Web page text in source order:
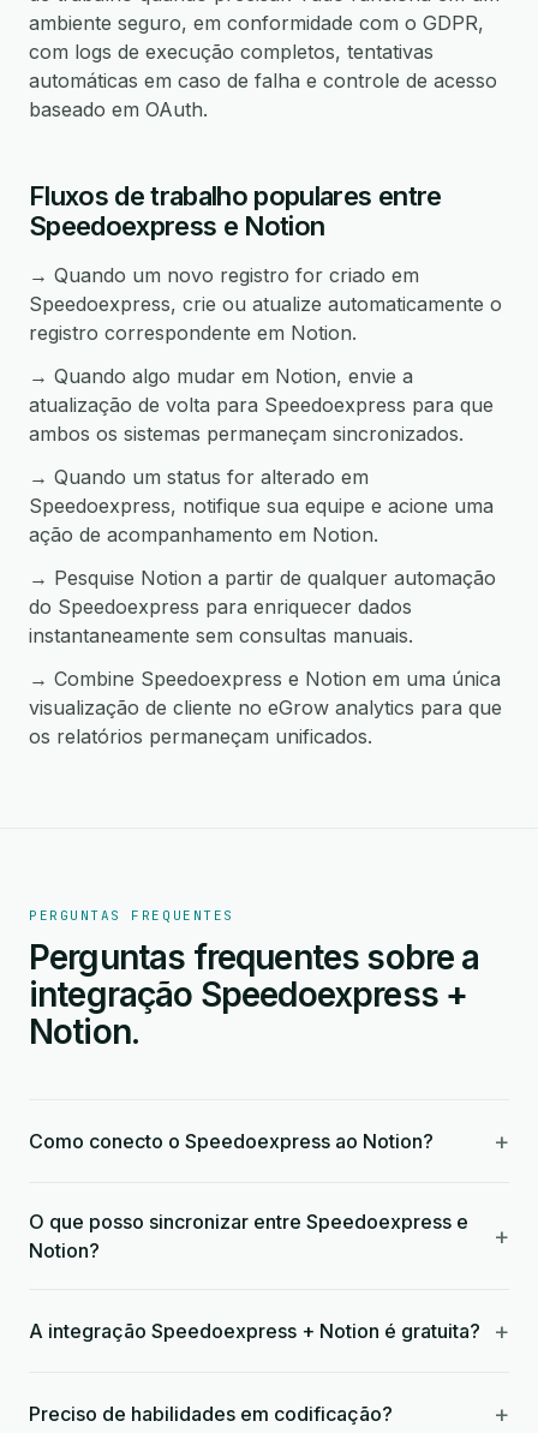
ambiente seguro, em conformidade com o GDPR,
com logs de execução completos, tentativas
automáticas em caso de falha e controle de acesso
baseado em OAuth.
Fluxos de trabalho populares entre
Speedoexpress e Notion
→ Quando um novo registro for criado em
Speedoexpress, crie ou atualize automaticamente o
registro correspondente em Notion.
→ Quando algo mudar em Notion, envie a
atualização de volta para Speedoexpress para que
ambos os sistemas permaneçam sincronizados.
→ Quando um status for alterado em
Speedoexpress, notifique sua equipe e acione uma
ação de acompanhamento em Notion.
→ Pesquise Notion a partir de qualquer automação
do Speedoexpress para enriquecer dados
instantaneamente sem consultas manuais.
→ Combine Speedoexpress e Notion em uma única
visualização de cliente no eGrow analytics para que
os relatórios permaneçam unificados.
PERGUNTAS FREQUENTES
Perguntas frequentes sobre a
integração Speedoexpress +
Notion.
Como conecto o Speedoexpress ao Notion? +
O que posso sincronizar entre Speedoexpress e
Notion?
+
A integração Speedoexpress + Notion é gratuita? +
Preciso de habilidades em codificação? +